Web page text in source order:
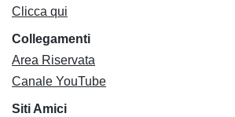
Clicca qui
Collegamenti
Area Riservata
Canale YouTube
Siti Amici